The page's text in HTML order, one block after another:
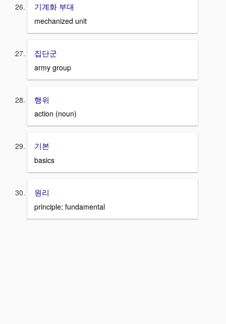
기계화 부대
mechanized unit
집단군
army group
행위
action (noun)
기본
basics
원리
principle; fundamental